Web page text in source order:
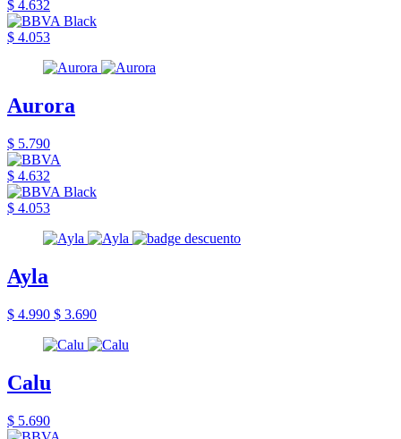
$ 4.632
$ 4.053
Aurora
$ 5.790
$ 4.632
$ 4.053
Ayla
$ 4.990 $ 3.690
Calu
$ 5.690